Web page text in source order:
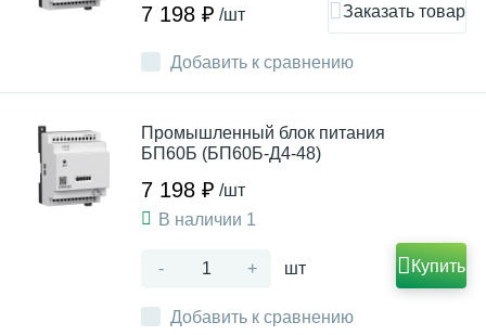
Добавить к сравнению
7 198 ₽ /шт Заказать товар
Добавить к сравнению
Промышленный блок питания
БП60Б (БП60Б-Д4-48)
7 198 ₽ /шт
В наличии 1
- + шт Купить